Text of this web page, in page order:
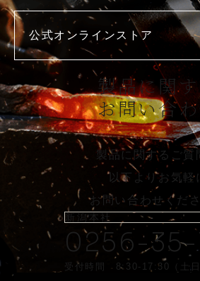
公式オンラインストア
製品に関す
お問い合
製品に関するご質
以下よりお気軽
お問い合わせくだ
新潟本社
0256-35-
受付時間 8:30-17:30（土日